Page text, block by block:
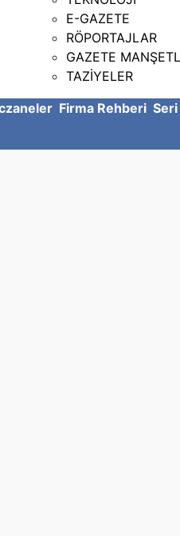
E-GAZETE
RÖPORTAJLAR
GAZETE
TAZİYELER
Firma Rehberi